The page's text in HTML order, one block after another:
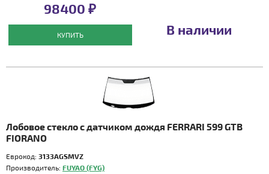
98400 ₽
КУПИТЬ В наличии
Лобовое стекло с датчиком дождя FERRARI 599 GTB
FIORANO
Еврокод: 3133AGSMVZ
Производитель: FUYAO (FYG)